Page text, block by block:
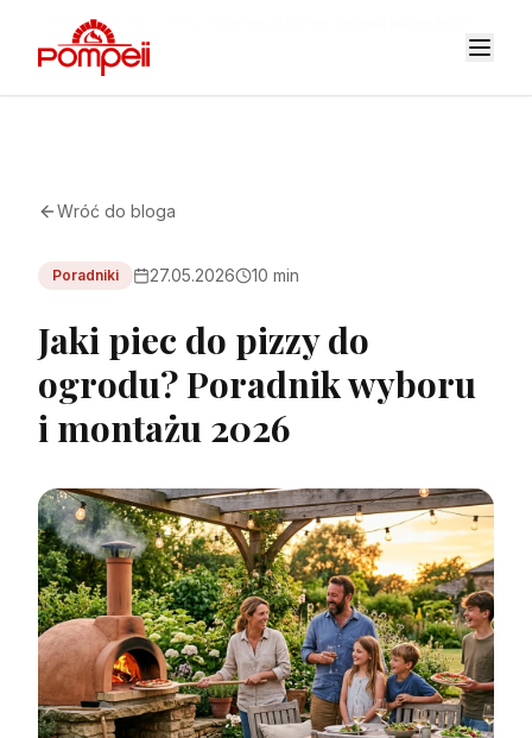
Strona główna
Wróć do bloga
Poradniki 27.05.2026 10 min
Jaki piec do pizzy do
ogrodu? Poradnik wyboru
i montażu 2026